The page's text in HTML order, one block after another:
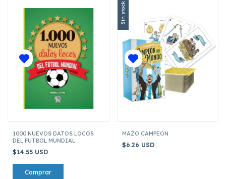
1000 NUEVOS DATOS LOCOS
DEL FUTBOL MUNDIAL
$14.55 USD
Sin stock
MAZO CAMPEON
$6.26 USD